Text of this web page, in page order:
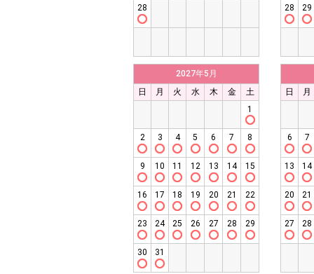
28 28 29
2027年5月
日
月 火 水 木 金
土
1
2 3 4 5 6 7 8
9 10 11 12 13 14 15
16 17 18 19 20 21 22
23 24 25 26 27 28 29
30 31
日 月
6 7
13 14
20 21
27 28